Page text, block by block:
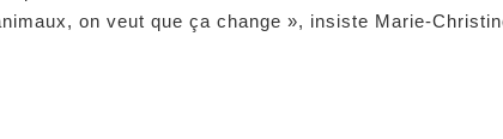
on veut que ça change », insiste Marie-